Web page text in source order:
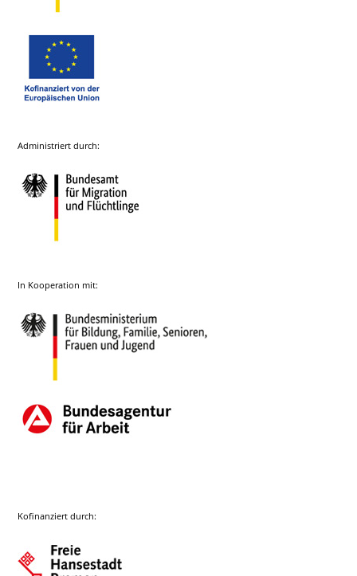
Administriert durch:
In Kooperation mit:
Kofinanziert durch: